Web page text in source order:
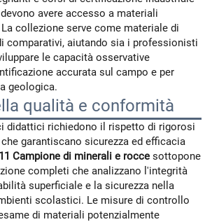
avere accesso a materiali
collezione serve come materiale di
comparativi, aiutando sia i professionisti
le capacità osservative
accurata sul campo e per
geologica.
qualità e conformità
didattici richiedono il rispetto di rigorosi
garantiscano sicurezza ed efficacia
Campione di minerali e rocce sottopone
completi che analizzano l'integrità
superficiale e la sicurezza nella
scolastici. Le misure di controllo
di materiali potenzialmente